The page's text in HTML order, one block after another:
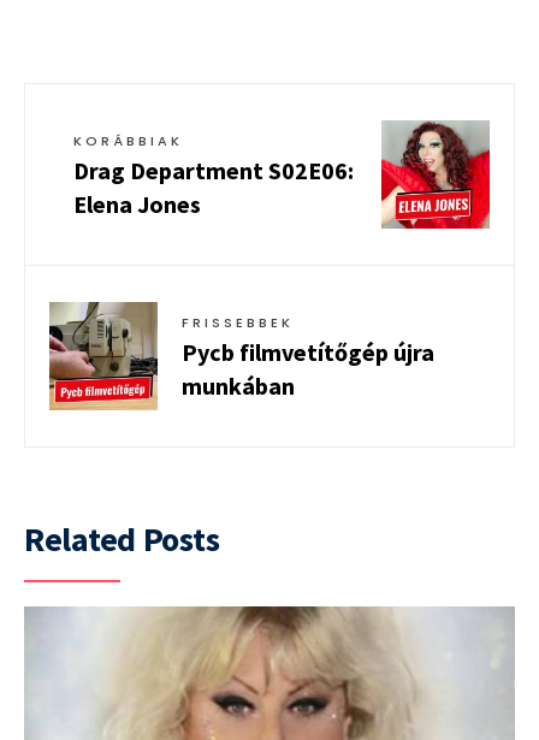
KORÁBBIAK
Drag Department S02E06:
Elena Jones
FRISSEBBEK
Pycb filmvetítőgép újra
munkában
Related Posts